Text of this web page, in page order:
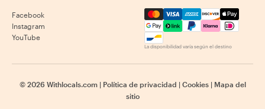
Facebook
Instagram
YouTube
Mastercard, Visa, Amex,
La disponibilidad varía según el destino
© 2026 Withlocals.com | Política de privacidad | Cookies | Mapa del
sitio